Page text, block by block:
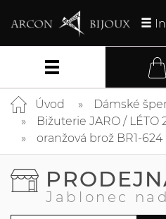
Úvod Dámské
Bižuterie JARO / LÉTO
oranžová brož BR1-624
Jablonec